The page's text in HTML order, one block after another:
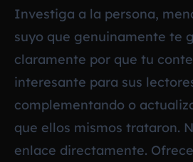
Investiga a la persona,
suyo que genuinamente te
claramente por que tu
interesante para sus
complementando o
que ellos mismos trataron.
enlace directamente.